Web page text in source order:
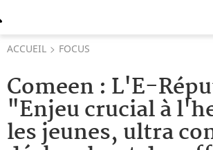
ACCUEIL FOCUS
Comeen : L'E-
"Enjeu crucial à
les jeunes, ultra